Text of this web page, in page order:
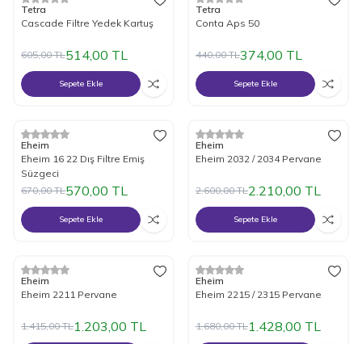
%15İndirim
Tetra
Cascade Filtre Yedek Kartuş
605,00TL514,00 TL
Sepete Ekle
%15İndirim
Tetra
Conta Aps 50
440,00TL374,00 TL
Sepete Ekle
%15İndirim
Eheim
Eheim 16 22 Dış Filtre Emiş
Süzgeci
670,00TL570,00 TL
Sepete Ekle
%15İndirim
Eheim
Eheim 2032 / 2034 Pervane
2.600,00TL2.210,00 TL
Sepete Ekle
%15İndirim
Eheim
Eheim 2211 Pervane
1.415,00TL1.203,00 TL
%15İndirim
Eheim
Eheim 2215 / 2315 Pervane
1.680,00TL1.428,00 TL